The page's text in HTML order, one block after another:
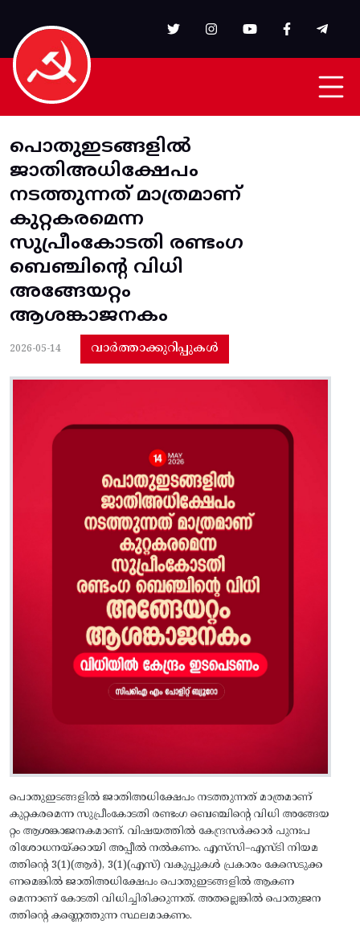
പൊതുഇടങ്ങളിൽ
ജാതിഅധിക്ഷേപം
നടത്തുന്നത്‌ മാത്രമാണ്‌
കുറ്റകരമെന്ന
സുപ്രീംകോടതി രണ്ടംഗ
ബെഞ്ചിന്റെ വിധി
അങ്ങേയറ്റം
ആശങ്കാജനകം
2026-05-14 വാർത്താക്കുറിപ്പുകൾ
പൊതുഇടങ്ങളിൽ ജാതിഅധിക്ഷേപം നടത്തുന്നത്‌ മാത്രമാണ്‌
കുറ്റകരമെന്ന സുപ്രീംകോടതി രണ്ടംഗ ബെഞ്ചിന്റെ വിധി അങ്ങേയ
റ്റം ആശങ്കാജനകമാണ്. വിഷയത്തിൽ കേന്ദ്രസർക്കാർ പുനഃപ
രിശോധനയ്‌ക്കായി അപ്പീൽ നൽകണം. എസ്‌സി–എസ്‌ടി നിയമ
ത്തിന്റെ 3(1)(ആർ), 3(1)(എസ്‌) വകുപ്പുകൾ പ്രകാരം കേസെടുക്ക
ണമെങ്കിൽ ജാതിഅധിക്ഷേപം പൊതുഇടങ്ങളിൽ ആകണ
മെന്നാണ്‌ കോടതി വിധിച്ചിരിക്കുന്നത്‌. അതല്ലെങ്കിൽ പൊതുജന
ത്തിന്റെ കണ്ണെത്തുന്ന സ്ഥലമാകണം.